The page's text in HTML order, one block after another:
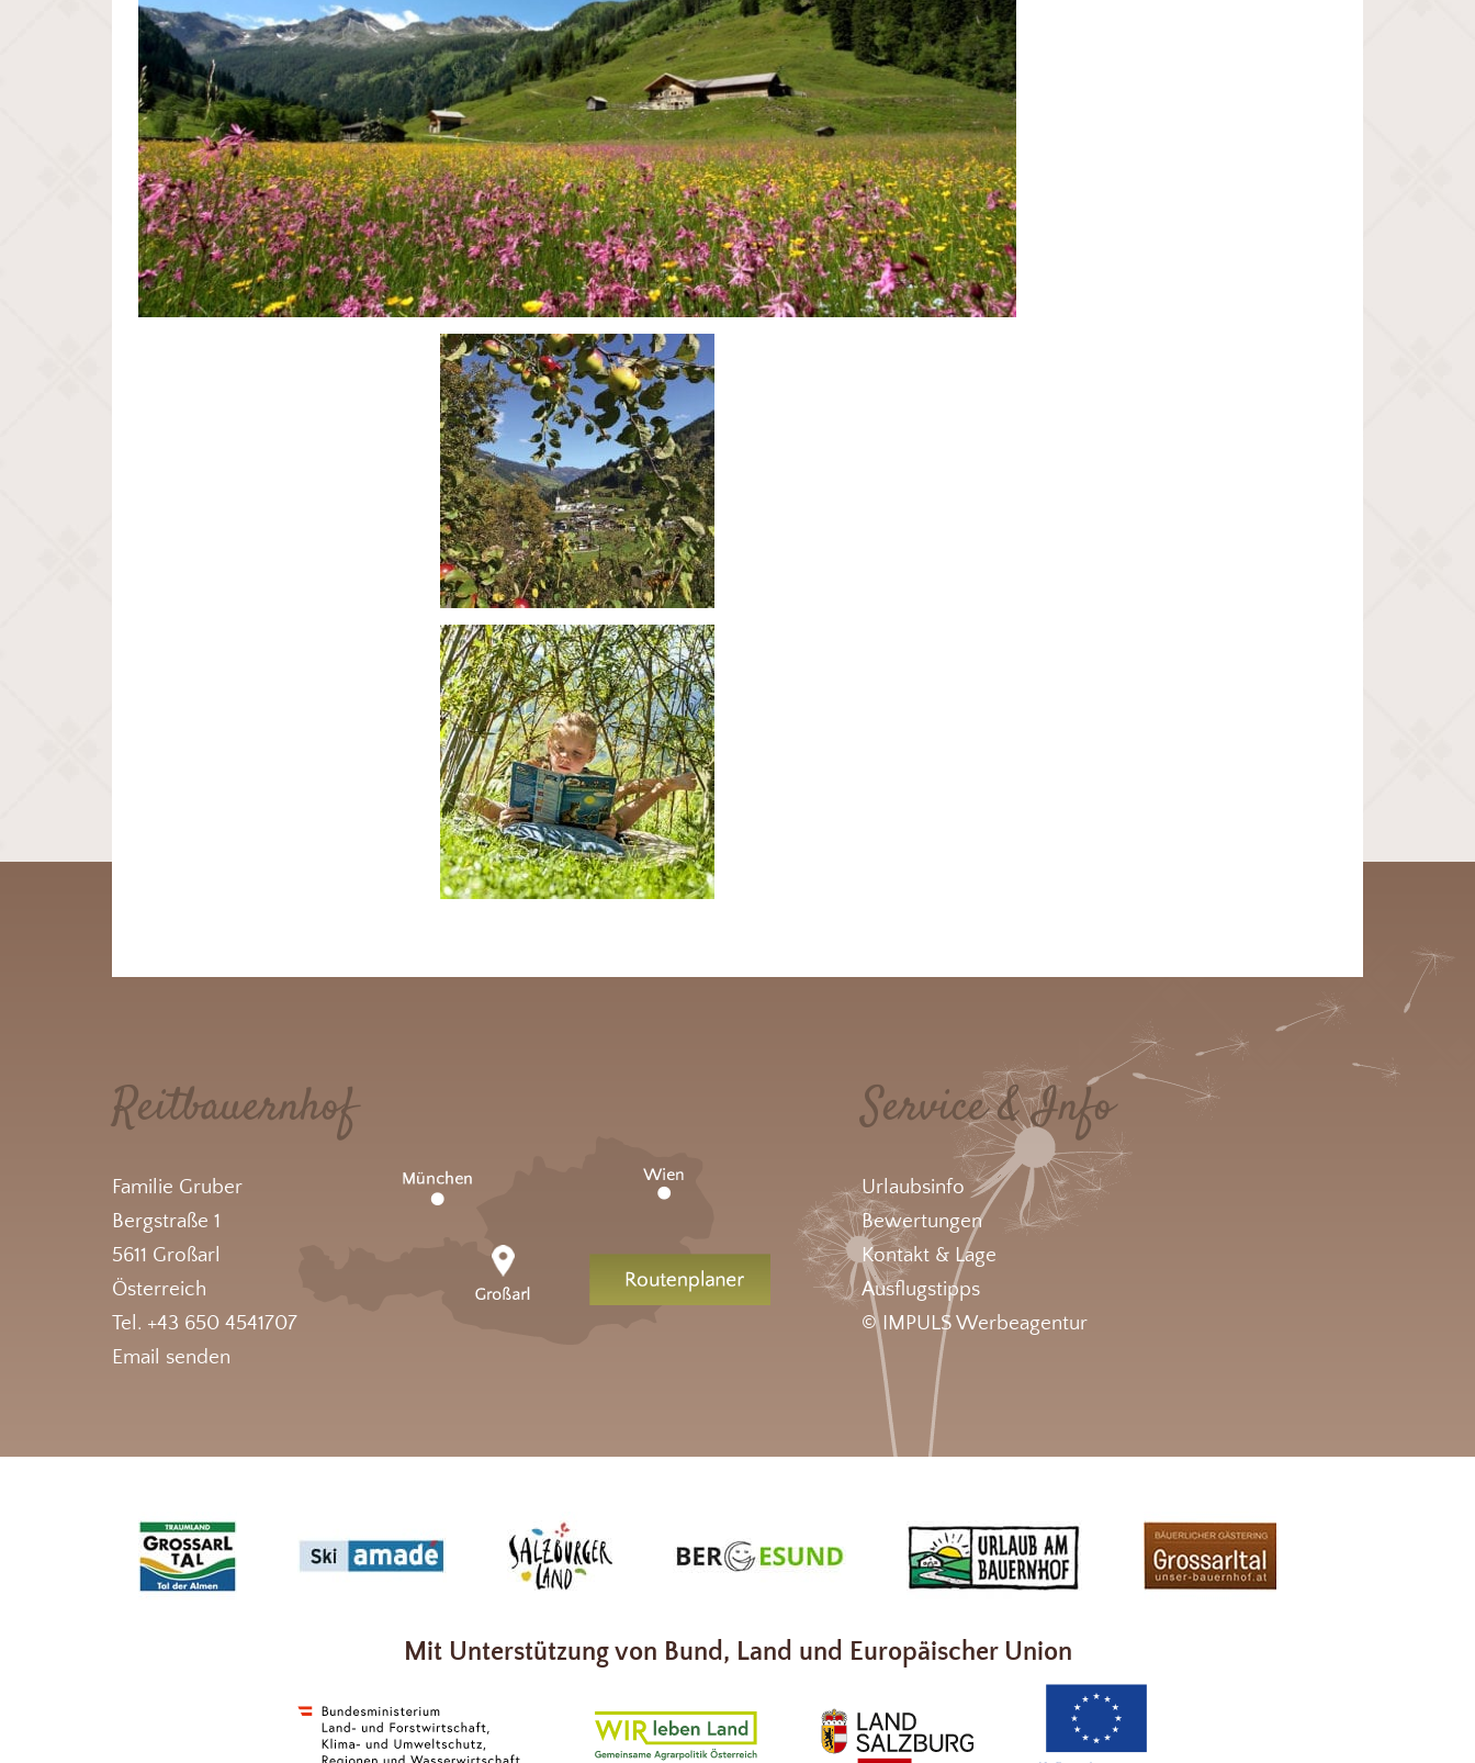
Reitbauernhof
Familie Gruber
Bergstraße 1
5611 Großarl
Österreich
Tel. +43 650 4541707
Email senden
Service & Info
Urlaubsinfo
Bewertungen
Kontakt & Lage
Ausflugstipps
© IMPULS Werbeagentur
Mit Unterstützung von Bund, Land und Europäischer Union